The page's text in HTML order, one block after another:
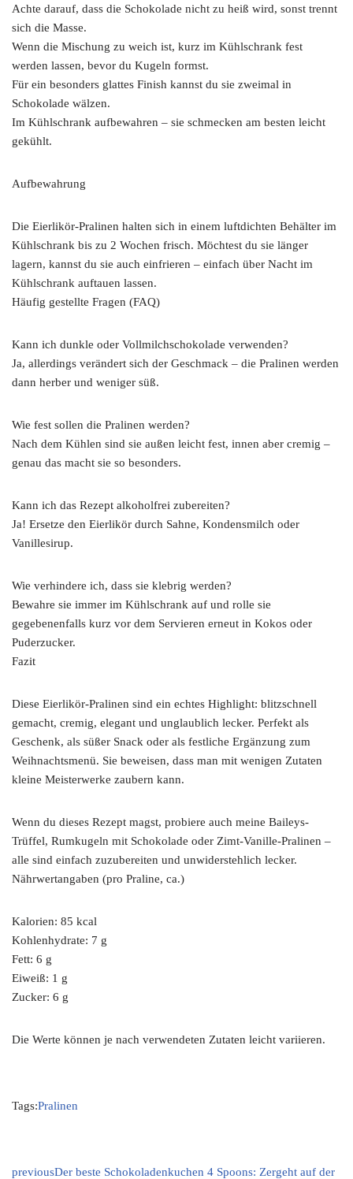
Achte darauf, dass die Schokolade nicht zu heiß wird, sonst trennt
sich die Masse.
Wenn die Mischung zu weich ist, kurz im Kühlschrank fest
werden lassen, bevor du Kugeln formst.
Für ein besonders glattes Finish kannst du sie zweimal in
Schokolade wälzen.
Im Kühlschrank aufbewahren – sie schmecken am besten leicht
gekühlt.
Aufbewahrung
Die Eierlikör-Pralinen halten sich in einem luftdichten Behälter im
Kühlschrank bis zu 2 Wochen frisch. Möchtest du sie länger
lagern, kannst du sie auch einfrieren – einfach über Nacht im
Kühlschrank auftauen lassen.
Häufig gestellte Fragen (FAQ)
Kann ich dunkle oder Vollmilchschokolade verwenden?
Ja, allerdings verändert sich der Geschmack – die Pralinen werden
dann herber und weniger süß.
Wie fest sollen die Pralinen werden?
Nach dem Kühlen sind sie außen leicht fest, innen aber cremig –
genau das macht sie so besonders.
Kann ich das Rezept alkoholfrei zubereiten?
Ja! Ersetze den Eierlikör durch Sahne, Kondensmilch oder
Vanillesirup.
Wie verhindere ich, dass sie klebrig werden?
Bewahre sie immer im Kühlschrank auf und rolle sie
gegebenenfalls kurz vor dem Servieren erneut in Kokos oder
Puderzucker.
Fazit
Diese Eierlikör-Pralinen sind ein echtes Highlight: blitzschnell
gemacht, cremig, elegant und unglaublich lecker. Perfekt als
Geschenk, als süßer Snack oder als festliche Ergänzung zum
Weihnachtsmenü. Sie beweisen, dass man mit wenigen Zutaten
kleine Meisterwerke zaubern kann.
Wenn du dieses Rezept magst, probiere auch meine Baileys-
Trüffel, Rumkugeln mit Schokolade oder Zimt-Vanille-Pralinen –
alle sind einfach zuzubereiten und unwiderstehlich lecker.
Nährwertangaben (pro Praline, ca.)
Kalorien: 85 kcal
Kohlenhydrate: 7 g
Fett: 6 g
Eiweiß: 1 g
Zucker: 6 g
Die Werte können je nach verwendeten Zutaten leicht variieren.
Tags:Pralinen
previousDer beste Schokoladenkuchen 4 Spoons: Zergeht auf der